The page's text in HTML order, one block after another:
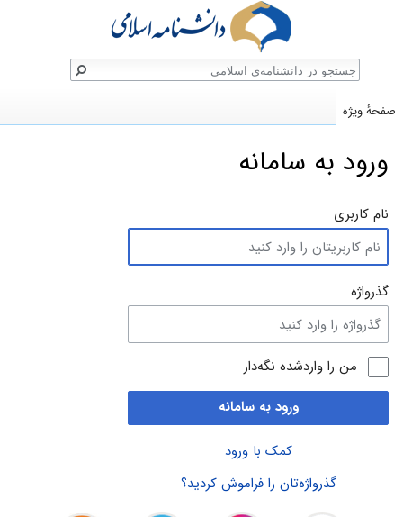
ورود به سامانه
پرش
ناوبری
پرش
جستجو
نام کاربری
گذرواژه
من را واردشده نگه‌دار
ورود به سامانه
کمک با ورود
گذرواژه‌تان را فراموش کردید؟
صفحهٔ ویژه
جستجو